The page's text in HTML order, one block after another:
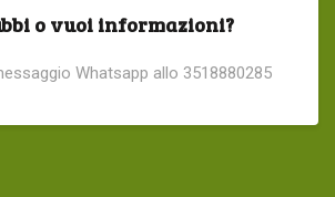
o vuoi informazioni?
Whatsapp allo 3518880285